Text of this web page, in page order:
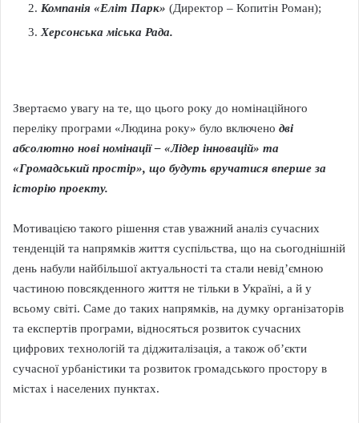
Компанія «Еліт Парк» (Директор – Копитін Роман);
Херсонська міська Рада.
Звертаємо увагу на те, що цього року до номінаційного
переліку програми «Людина року» було включено дві
абсолютно нові номінації – «Лідер інновацій» та
«Громадський простір», що будуть вручатися вперше за
історію проекту.
Мотивацією такого рішення став уважний аналіз сучасних
тенденцій та напрямків життя суспільства, що на сьогоднішній
день набули найбільшої актуальності та стали невід’ємною
частиною повсякденного життя не тільки в Україні, а й у
всьому світі. Саме до таких напрямків, на думку організаторів
та експертів програми, відносяться розвиток сучасних
цифрових технологій та діджиталізація, а також об’єкти
сучасної урбаністики та розвиток громадського простору в
містах і населених пунктах.